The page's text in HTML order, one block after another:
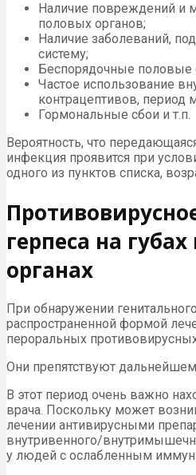
Наличие повреждений и
половых органов;
Наличие заболеваний,
систему;
Беспорядочные половые
Частое использование
контрацептивов, период
Гормональные сбои и т.п.
Вероятность, что
инфекция проявится при
одного из пунктов списка,
герпеса на
органах
При обнаружении
распространенной формой
пероральных
Они препятствуют
В этот период очень важно
врача. Поскольку может
лечении антивирусными
внутривенного/
у людей с ослабленным